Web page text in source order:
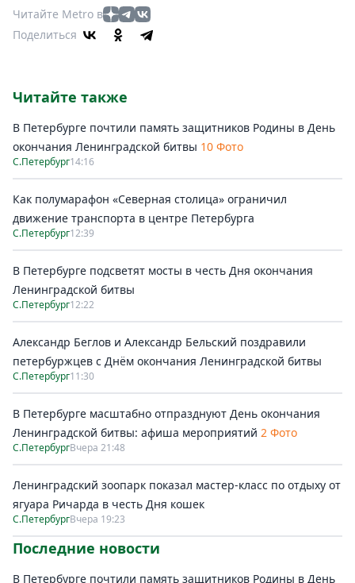
Читайте Metro в
Поделиться
Читайте также
В Петербурге почтили память защитников Родины в День
окончания Ленинградской битвы 10 Фото
С.Петербург14:16
Как полумарафон «Северная столица» ограничил
движение транспорта в центре Петербурга
С.Петербург12:39
В Петербурге подсветят мосты в честь Дня окончания
Ленинградской битвы
С.Петербург12:22
Александр Беглов и Александр Бельский поздравили
петербуржцев с Днём окончания Ленинградской битвы
С.Петербург11:30
В Петербурге масштабно отпразднуют День окончания
Ленинградской битвы: афиша мероприятий 2 Фото
С.ПетербургВчера 21:48
Ленинградский зоопарк показал мастер-класс по отдыху от
ягуара Ричарда в честь Дня кошек
С.ПетербургВчера 19:23
Последние новости
В Петербурге почтили память защитников Родины в День